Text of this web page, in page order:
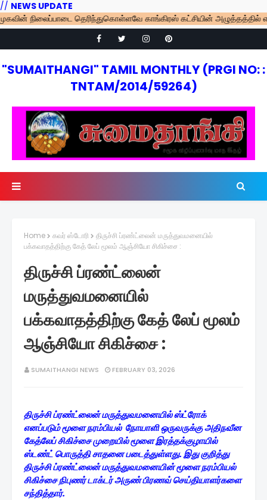
// NEWS UPDATE
தெரிந்துகொள்ளவே காங்கிரஸ் கட்சியின் அழுத்தத்தில்
"SUMAITHANGI" TAMIL MONTHLY (PRGI NO: :
TNTAM/2014/59264)
Home கவர் ஸ்டோரி
திருச்சி ப்ரண்ட்லைன் மருத்துவமனையில்
பக்கவாதத்திற்கு கேத் லேப் மூலம் ஆஞ்சியோ சிகிச்சை :
திருச்சி ப்ரண்ட்லைன்
மருத்துவமனையில்
பக்கவாதத்திற்கு கேத் லேப் மூலம்
ஆஞ்சியோ சிகிச்சை :
SUMAITHANGI NEWS FEBRUARY 03, 2026
திருச்சி ப்ரண்ட்லைன் மருத்துவமனையில் ஸ்ட்ரோக்
எனப்படும் மூளை நரம்பியல் நோயாளி ஒருவருக்கு அதிநவீன
கேத்லேப் சிகிச்சை முறையில் மூளை இரத்தக்குழாயில்
ஸ்டண்ட் பொருத்தி சாதனை படைத்துள்ளது. இது குறித்து
திருச்சி ப்ரண்ட்லைன் மருத்துவமனையின் மூளை நரம்பியல்
சிகிச்சை நிபுணர் டாக்டர் அருண் பிரணவ் செய்தியாளர்களை
சந்தித்தார்.